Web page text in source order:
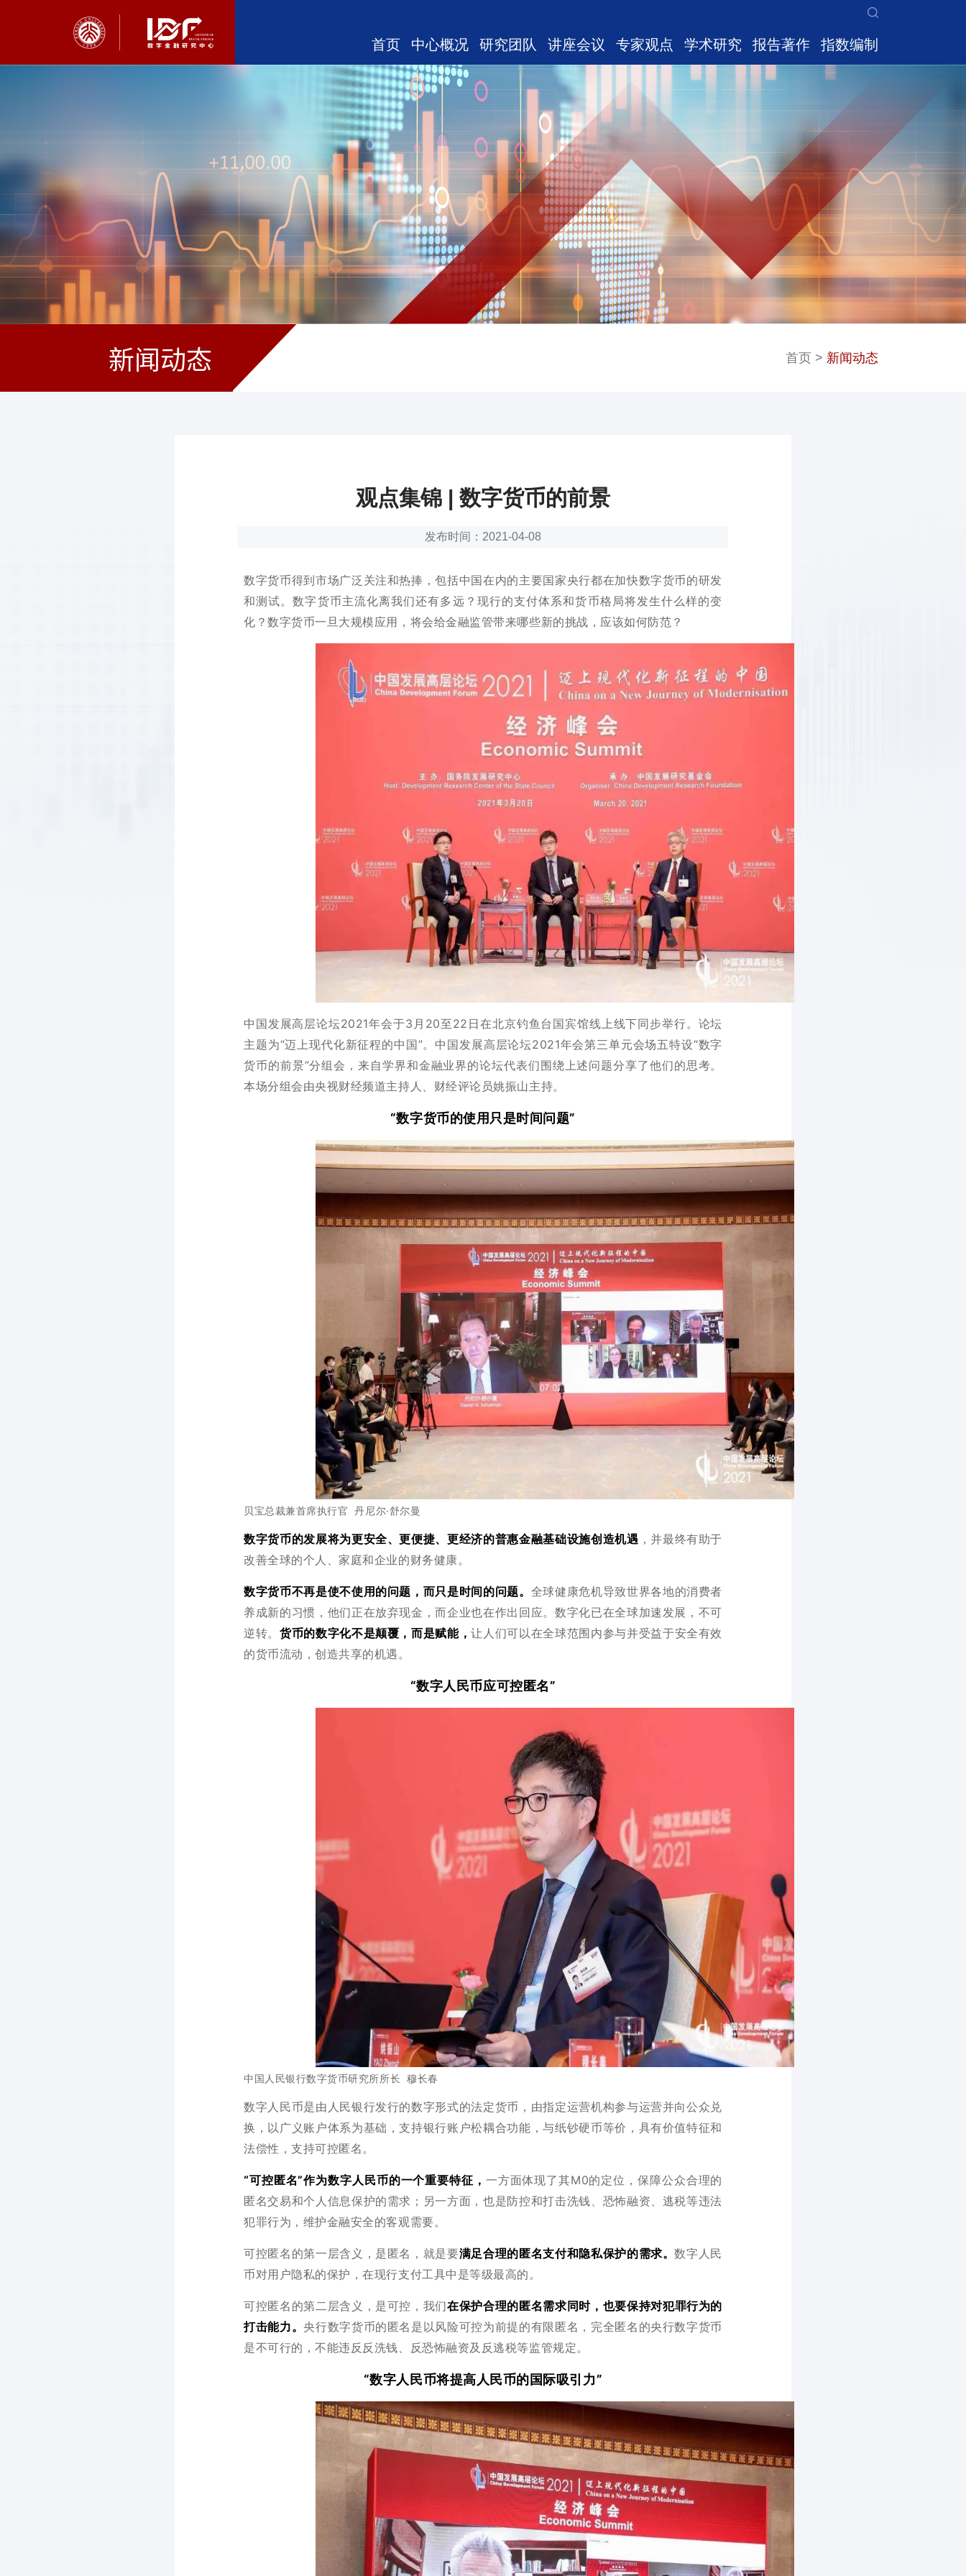
首页 中心概况 研究团队 讲座会议 专家观点 学术研究 报告著作 指数编制
新闻动态 首页 > 新闻动态
观点集锦 | 数字货币的前景
发布时间：2021-04-08
数字货币得到市场广泛关注和热捧，包括中国在内的主要国家央行都在加快数字货币的研发
和测试。数字货币主流化离我们还有多远？现行的支付体系和货币格局将发生什么样的变
化？数字货币一旦大规模应用，将会给金融监管带来哪些新的挑战，应该如何防范？
中国发展高层论坛2021年会于3月20至22日在北京钓鱼台国宾馆线上线下同步举行。论坛
主题为“迈上现代化新征程的中国”。中国发展高层论坛2021年会第三单元会场五特设“数字
货币的前景”分组会，来自学界和金融业界的论坛代表们围绕上述问题分享了他们的思考。
本场分组会由央视财经频道主持人、财经评论员姚振山主持。
“数字货币的使用只是时间问题”
贝宝总裁兼首席执行官 丹尼尔·舒尔曼
数字货币的发展将为更安全、更便捷、更经济的普惠金融基础设施创造机遇 ，并最终有助于
改善全球的个人、家庭和企业的财务健康。
数字货币不再是使不使用的问题，而只是时间的问题。 全球健康危机导致世界各地的消费者
养成新的习惯，他们正在放弃现金，而企业也在作出回应。数字化已在全球加速发展，不可
逆转。 货币的数字化不是颠覆，而是赋能，让人们可以在全球范围内参与并受益于安全有效
的货币流动，创造共享的机遇。
“数字人民币应可控匿名”
中国人民银行数字货币研究所所长 穆长春
数字人民币是由人民银行发行的数字形式的法定货币，由指定运营机构参与运营并向公众兑
换，以广义账户体系为基础，支持银行账户松耦合功能，与纸钞硬币等价，具有价值特征和
法偿性，支持可控匿名。
“可控匿名”作为数字人民币的一个重要特征， 一方面体现了其M0的定位，保障公众合理的
匿名交易和个人信息保护的需求；另一方面，也是防控和打击洗钱、恐怖融资、逃税等违法
犯罪行为，维护金融安全的客观需要。
可控匿名的第一层含义，是匿名，就是要满足合理的匿名支付和隐私保护的需求。数字人民
币对用户隐私的保护，在现行支付工具中是等级最高的。
可控匿名的第二层含义，是可控，我们在保护合理的匿名需求同时，也要保持对犯罪行为的
打击能力。央行数字货币的匿名是以风险可控为前提的有限匿名，完全匿名的央行数字货币
是不可行的，不能违反反洗钱、反恐怖融资及反逃税等监管规定。
“数字人民币将提高人民币的国际吸引力”